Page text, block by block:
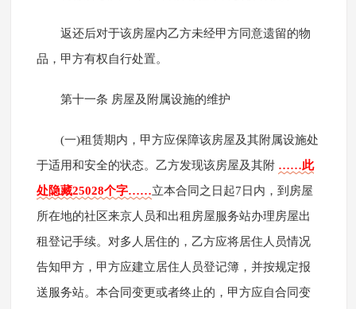
返还后对于该房屋内乙方未经甲方同意遗留的物
品，甲方有权自行处置。
第十一条 房屋及附属设施的维护
(一)租赁期内，甲方应保障该房屋及其附属设施处
于适用和安全的状态。乙方发现该房屋及其附 ……此
处隐藏25028个字……立本合同之日起7日内，到房屋
所在地的社区来京人员和出租房屋服务站办理房屋出
租登记手续。对多人居住的，乙方应将居住人员情况
告知甲方，甲方应建立居住人员登记簿，并按规定报
送服务站。本合同变更或者终止的，甲方应自合同变